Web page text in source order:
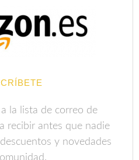
la lista de correo de
recibir antes que nadie
y novedades